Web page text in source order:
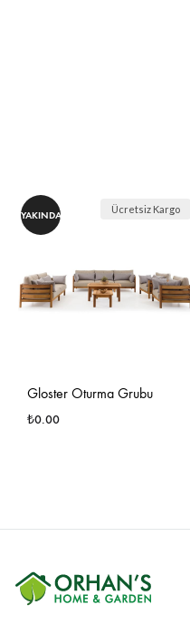
YAKINDA Ücretsiz Kargo
Gloster Oturma Grubu
₺0.00